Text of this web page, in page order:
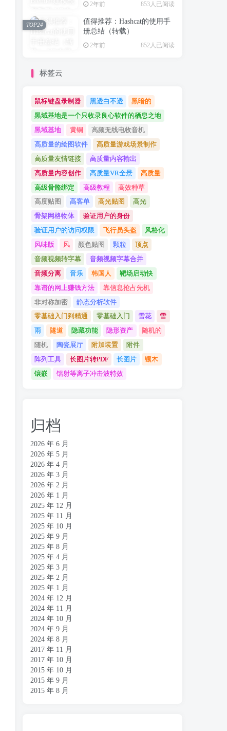
2年前 853人已阅读
值得推荐：Hashcat的使用手
册总结（转载）
2年前 852人已阅读
TOP24
标签云
鼠标键盘录制器 黑透白不透
黑暗的
黑域基地是一个只收录良心软件的栖息之地
黑域基地
黄铜
高频无线电收音机
高质量的绘图软件
高质量游戏场景制作
高质量友情链接
高质量内容输出
高质量内容创作
高质量VR全景
高质量
高级骨骼绑定
高级教程
高效种草
高度贴图
高客单 高光贴图
高光
骨架网格物体
验证用户的身份
验证用户的访问权限
飞行员头盔
风格化
风味版
风 颜色贴图 颗粒
顶点
音频视频转字幕
音频视频字幕合并
音频分离
音乐 韩国人
靶场启动快
靠谱的网上赚钱方法
靠信息抢占先机
非对称加密
静态分析软件
零基础入门到精通
零基础入门 雪花
雪
雨
隧道 隐藏功能 隐形资产
随机的
随机
陶瓷展厅 附加装置
附件
阵列工具
长图片转PDF 长图片
镶木
镶嵌
镭射等离子冲击波特效
归档
2026 年 6 月
2026 年 5 月
2026 年 4 月
2026 年 3 月
2026 年 2 月
2026 年 1 月
2025 年 12 月
2025 年 11 月
2025 年 10 月
2025 年 9 月
2025 年 8 月
2025 年 4 月
2025 年 3 月
2025 年 2 月
2025 年 1 月
2024 年 12 月
2024 年 11 月
2024 年 10 月
2024 年 9 月
2024 年 8 月
2017 年 11 月
2017 年 10 月
2015 年 10 月
2015 年 9 月
2015 年 8 月